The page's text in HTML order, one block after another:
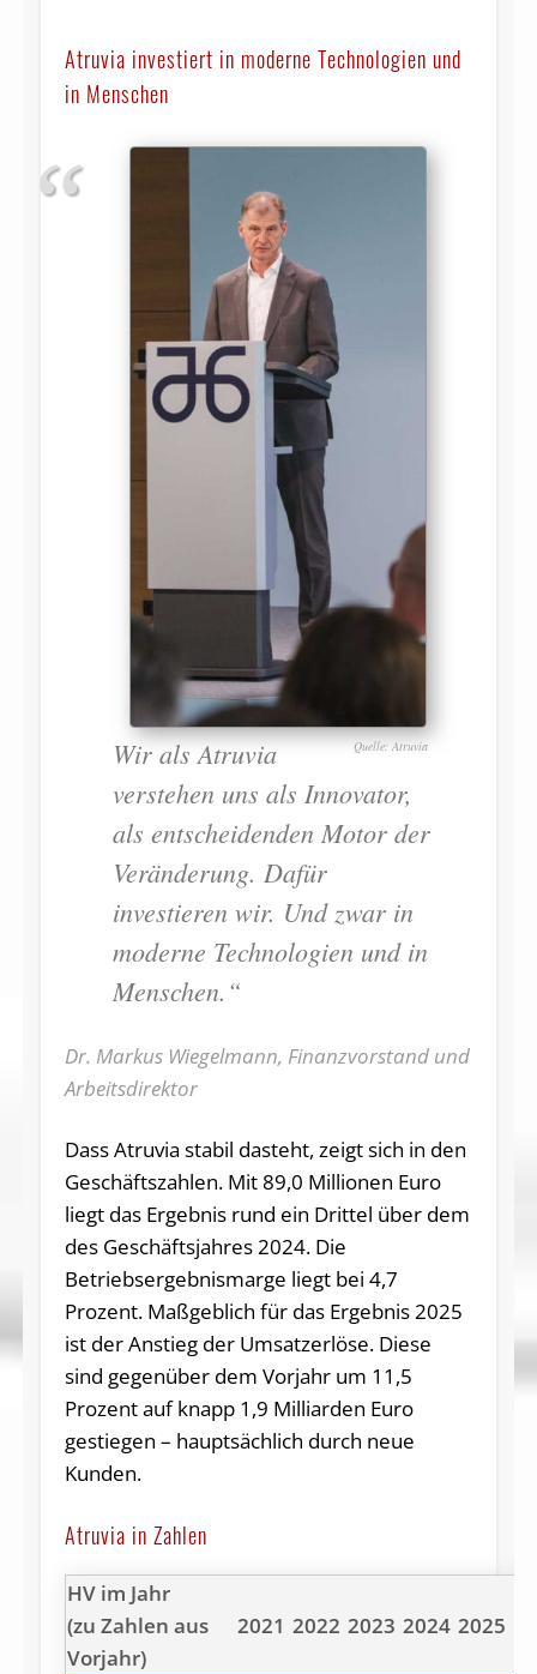
Atruvia investiert in moderne Technologien und
in Menschen
Atruvia
Wir als Atruvia
verstehen uns als Innovator,
als entscheidenden Motor der
Veränderung. Dafür
investieren wir. Und zwar in
moderne Technologien und in
Menschen.“
Dr. Markus Wiegelmann, Finanzvorstand und
Arbeitsdirektor
Dass Atruvia stabil dasteht, zeigt sich in den
Geschäftszahlen. Mit 89,0 Millionen Euro
liegt das Ergebnis rund ein Drittel über dem
des Geschäftsjahres 2024. Die
Betriebsergebnismarge liegt bei 4,7
Prozent. Maßgeblich für das Ergebnis 2025
ist der Anstieg der Umsatzerlöse. Diese
sind gegenüber dem Vorjahr um 11,5
Prozent auf knapp 1,9 Milliarden Euro
gestiegen – hauptsächlich durch neue
Kunden.
Atruvia in Zahlen
HV im Jahr
(zu Zahlen aus
Vorjahr)
2021 2022 2023 2024 2025